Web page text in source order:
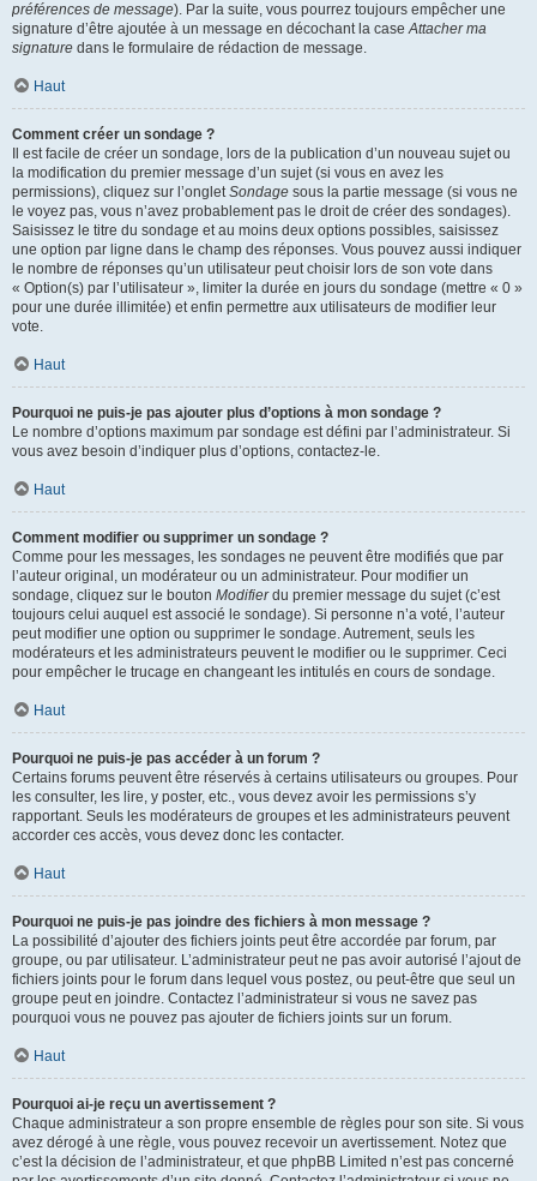
préférences de message). Par la suite, vous pourrez toujours empêcher une
signature d’être ajoutée à un message en décochant la caseAttacher ma
signature dans le formulaire de rédaction de message.
Haut
Comment créer un sondage ?
Il est facile de créer un sondage, lors de la publication d’un nouveau sujet ou
la modification du premier message d’un sujet (si vous en avez les
permissions), cliquez sur l’ongletSondage sous la partie message (si vous ne
le voyez pas, vous n’avez probablement pas le droit de créer des sondages).
Saisissez le titre du sondage et au moins deux options possibles, saisissez
une option par ligne dans le champ des réponses. Vous pouvez aussi indiquer
le nombre de réponses qu’un utilisateur peut choisir lors de son vote dans
« Option(s) par l’utilisateur », limiter la durée en jours du sondage (mettre « 0 »
pour une durée illimitée) et enfin permettre aux utilisateurs de modifier leur
vote.
Haut
Pourquoi ne puis-je pas ajouter plus d’options à mon sondage ?
Le nombre d’options maximum par sondage est défini par l’administrateur. Si
vous avez besoin d’indiquer plus d’options, contactez-le.
Haut
Comment modifier ou supprimer un sondage ?
Comme pour les messages, les sondages ne peuvent être modifiés que par
l’auteur original, un modérateur ou un administrateur. Pour modifier un
sondage, cliquez sur le bouton Modifierdu premier message du sujet (c’est
toujours celui auquel est associé le sondage). Si personne n’a voté, l’auteur
peut modifier une option ou supprimer le sondage. Autrement, seuls les
modérateurs et les administrateurs peuvent le modifier ou le supprimer. Ceci
pour empêcher le trucage en changeant les intitulés en cours de sondage.
Haut
Pourquoi ne puis-je pas accéder à un forum ?
Certains forums peuvent être réservés à certains utilisateurs ou groupes. Pour
les consulter, les lire, y poster, etc., vous devez avoir les permissions s’y
rapportant. Seuls les modérateurs de groupes et les administrateurs peuvent
accorder ces accès, vous devez donc les contacter.
Haut
Pourquoi ne puis-je pas joindre des fichiers à mon message ?
La possibilité d’ajouter des fichiers joints peut être accordée par forum, par
groupe, ou par utilisateur. L’administrateur peut ne pas avoir autorisé l’ajout de
fichiers joints pour le forum dans lequel vous postez, ou peut-être que seul un
groupe peut en joindre. Contactez l’administrateur si vous ne savez pas
pourquoi vous ne pouvez pas ajouter de fichiers joints sur un forum.
Haut
Pourquoi ai-je reçu un avertissement ?
Chaque administrateur a son propre ensemble de règles pour son site. Si vous
avez dérogé à une règle, vous pouvez recevoir un avertissement. Notez que
c’est la décision de l’administrateur, et que phpBB Limited n’est pas concerné